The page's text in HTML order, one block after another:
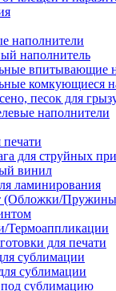
наполнители
наполнитель
впитывающие
комкующиеся
песок для
наполнители
для струйных
винил
ламинирования
(Обложки/
Термоаппликации
для печати
сублимации
сублимации
сублимацию